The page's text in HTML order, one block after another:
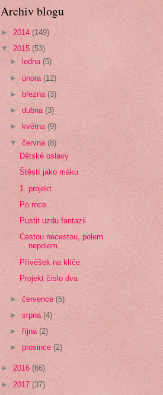
Archiv blogu
► 2014 (149)
▼ 2015 (53)
►
ledna(5)
►února(12)
►
března(3)
►dubna(3)
►
května(9)
▼června(8)
Dětské oslavy
Štěstí jako máku
1. projekt
Po roce...
Pustit uzdu fantazii
Cestou necestou, polem
nepolem....
Přívěšek na klíče
Projekt číslo dva
►července(5)
►srpna(4)
►října(2)
►prosince(2)
► 2016 (66)
► 2017 (37)